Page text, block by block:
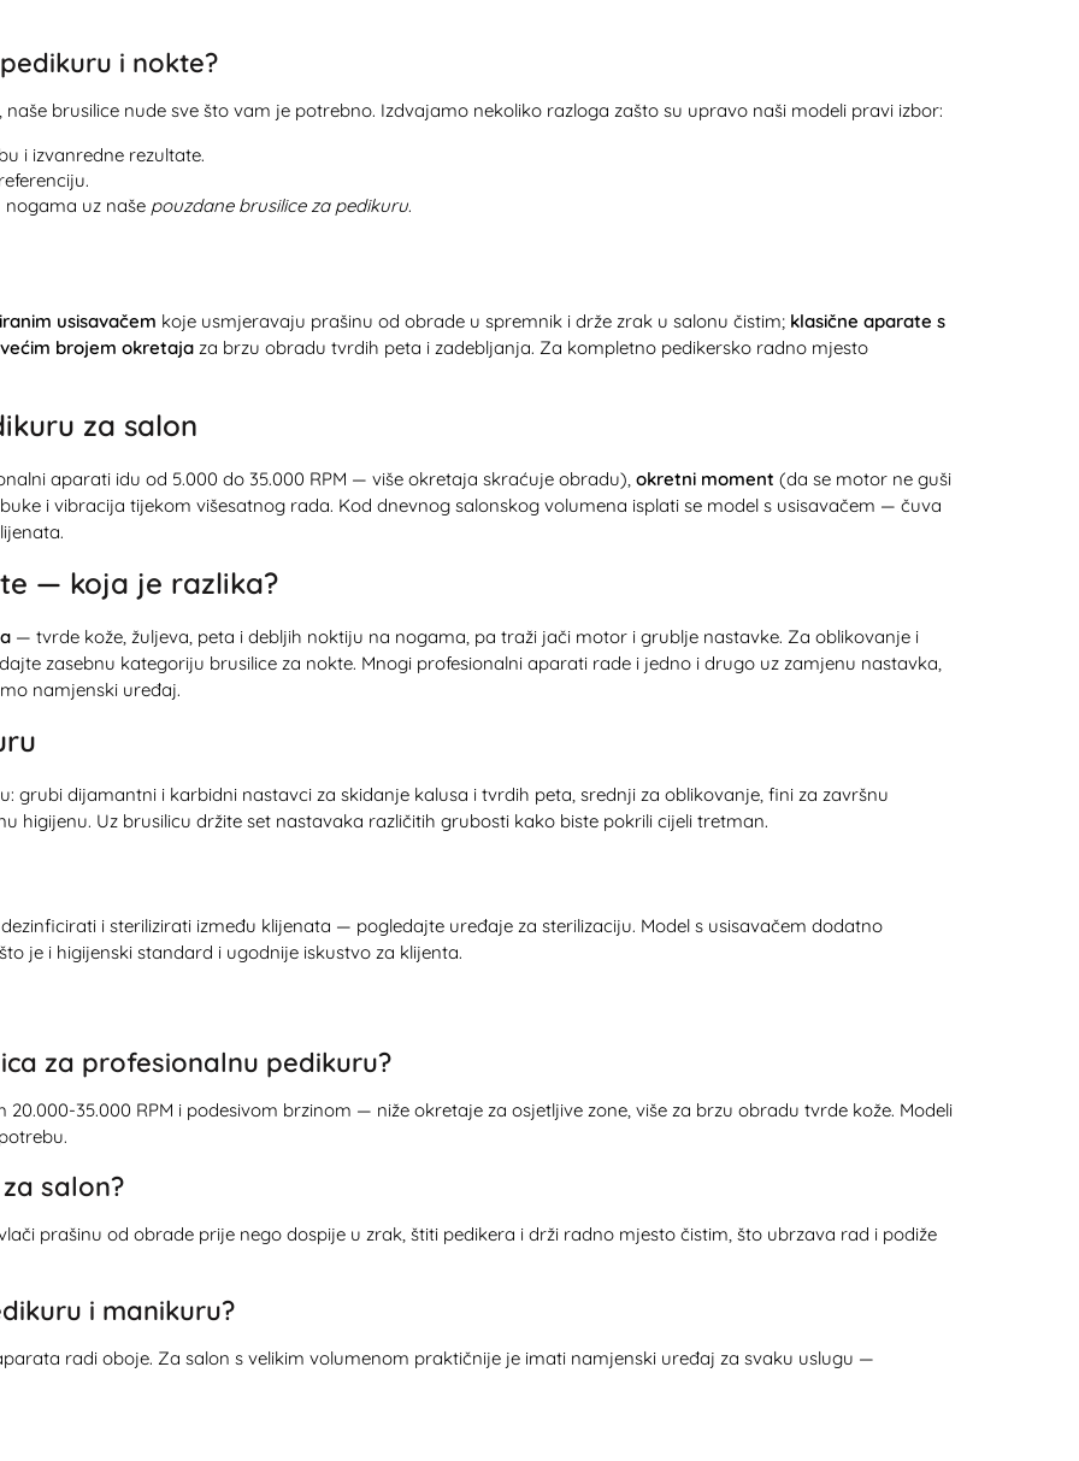
i nokte?
brusilice nude sve što vam je potrebno. Izdvajamo nekoliko razloga zašto su upravo naši modeli pravi izbor:
i izvanredne rezultate.
nogama uz naše pouzdane brusilice za pedikuru.
usisavačem koje usmjeravaju prašinu od obrade u spremnik i drže zrak u salonu čistim; klasične aparate s
brojem okretaja za brzu obradu tvrdih peta i zadebljanja. Za kompletno pedikersko radno mjesto
za salon
aparati idu od 5.000 do 35.000 RPM — više okretaja skraćuje obradu), okretni moment (da se motor ne guši
i vibracija tijekom višesatnog rada. Kod dnevnog salonskog volumena isplati se model s usisavačem — čuva
— koja je razlika?
— tvrde kože, žuljeva, peta i debljih noktiju na nogama, pa traži jači motor i grublje nastavke. Za oblikovanje i
zasebnu kategoriju brusilice za nokte. Mnogi profesionalni aparati rade i jedno i drugo uz zamjenu nastavka,
namjenski uređaj.
grubi dijamantni i karbidni nastavci za skidanje kalusa i tvrdih peta, srednji za oblikovanje, fini za završnu
higijenu. Uz brusilicu držite set nastavaka različitih grubosti kako biste pokrili cijeli tretman.
i sterilizirati između klijenata — pogledajte uređaje za sterilizaciju. Model s usisavačem dodatno
je i higijenski standard i ugodnije iskustvo za klijenta.
za profesionalnu pedikuru?
35.000 RPM i podesivom brzinom — niže okretaje za osjetljive zone, više za brzu obradu tvrde kože. Modeli
salon?
prašinu od obrade prije nego dospije u zrak, štiti pedikera i drži radno mjesto čistim, što ubrzava rad i podiže
i manikuru?
radi oboje. Za salon s velikim volumenom praktičnije je imati namjenski uređaj za svaku uslugu —